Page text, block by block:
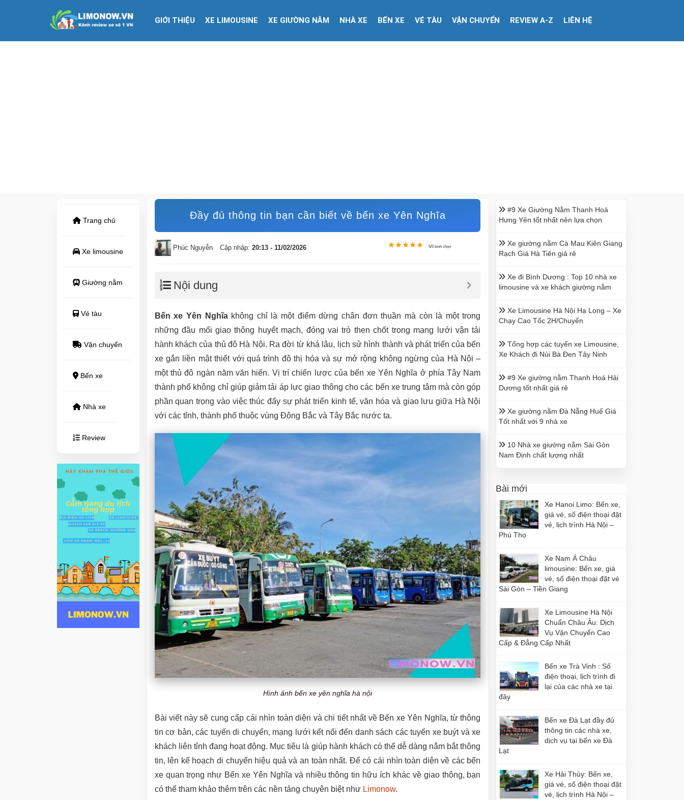
GIỚI THIỆU XE LIMOUSINE XE GIƯỜNG NẰM NHÀ XE BẾN XE VÉ TÀU VẬN CHUYỂN REVIEW A-Z LIÊN HỆ
Trang chủ
Xe limousine
Giường nằm
Vé tàu
Vận chuyển
Bến xe
Nhà xe
Review
Đầy đủ thông tin bạn cần biết về bến xe Yên Nghĩa
Phúc Nguyễn Cập nhập: 20:13 - 11/02/2026 5/5 bình chọn
Nội dung
Bến xe Yên Nghĩakhông chỉ là một điểm dừng chân đơn thuần mà còn là một trong
những đầu mối giao thông huyết mạch, đóng vai trò then chốt trong mạng lưới vận tải
hành khách của thủ đô Hà Nội. Ra đời từ khá lâu, lịch sử hình thành và phát triển của bến
xe gắn liền mật thiết với quá trình đô thị hóa và sự mở rộng không ngừng của Hà Nội –
một thủ đô ngàn năm văn hiến. Vị trí chiến lược của bến xe Yên Nghĩa ở phía Tây Nam
thành phố không chỉ giúp giảm tải áp lực giao thông cho các bến xe trung tâm mà còn góp
phần quan trọng vào việc thúc đẩy sự phát triển kinh tế, văn hóa và giao lưu giữa Hà Nội
với các tỉnh, thành phố thuộc vùng Đông Bắc và Tây Bắc nước ta.
Hình ảnh bến xe yên nghĩa hà nội
Bài viết này sẽ cung cấp cái nhìn toàn diện và chi tiết nhất về Bến xe Yên Nghĩa, từ thông
tin cơ bản, các tuyến di chuyển, mạng lưới kết nối đến danh sách các tuyến xe buýt và xe
khách liên tỉnh đang hoạt động. Mục tiêu là giúp hành khách có thể dễ dàng nắm bắt thông
tin, lên kế hoạch di chuyển hiệu quả và an toàn nhất. Để có cái nhìn toàn diện về các bến
xe quan trọng như Bến xe Yên Nghĩa và nhiều thông tin hữu ích khác về giao thông, bạn
có thể tham khảo thêm trên các nền tảng chuyên biệt như Limonow.
#9 Xe Giường Nằm Thanh Hoá
Hưng Yên tốt nhất nên lựa chọn
Xe giường nằm Cà Mau Kiên Giang
Rạch Giá Hà Tiên giá rẻ
Xe đi Bình Dương : Top 10 nhà xe
limousine và xe khách giường nằm
Xe Limousine Hà Nội Hạ Long – Xe
Chạy Cao Tốc 2H/Chuyến
Tổng hợp các tuyến xe Limousine,
Xe Khách đi Núi Bà Đen Tây Ninh
#9 Xe giường nằm Thanh Hoá Hải
Dương tốt nhất giá rẻ
Xe giường nằm Đà Nẵng Huế Giá
Tốt nhất với 9 nhà xe
10 Nhà xe giường nằm Sài Gòn
Nam Định chất lượng nhất
Bài mới
Xe Hanoi Limo: Bến xe,
giá vé, số điện thoại đặt
vé, lịch trình Hà Nội –
Phú Thọ
Xe Nam Á Châu
limousine: Bến xe, giá
vé, số điện thoại đặt vé
Sài Gòn – Tiền Giang
Xe Limousine Hà Nội
Chuẩn Châu Âu: Dịch
Vụ Vận Chuyển Cao
Cấp & Đẳng Cấp Nhất
Bến xe Trà Vinh : Số
điện thoại, lịch trình đi
lại của các nhà xe tại
đây
Bến xe Đà Lạt đầy đủ
thông tin các nhà xe,
dịch vụ tại bến xe Đà
Lạt
Xe Hải Thủy: Bến xe,
giá vé, số điện thoại đặt
vé, lịch trình Hà Nội –